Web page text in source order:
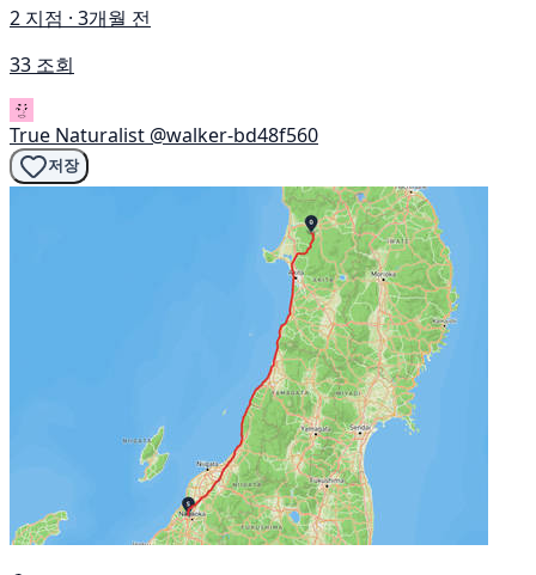
2 지점 · 3개월 전
33 조회
True Naturalist @walker-bd48f560
저장